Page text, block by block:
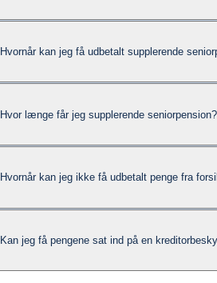
Hvornår kan jeg få udbetalt supplerende
Hvor længe får jeg supplerende seniorpension?
Hvornår kan jeg ikke få udbetalt penge fra
Kan jeg få pengene sat ind på en